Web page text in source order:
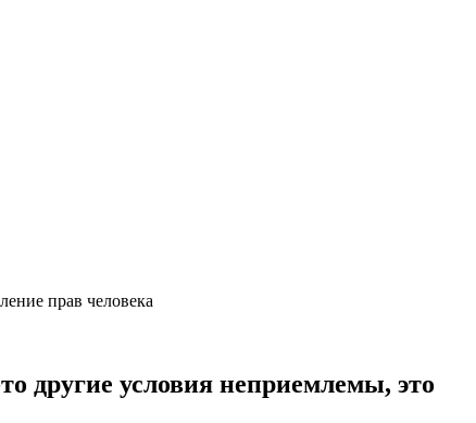
прав человека
другие условия неприемлемы, это